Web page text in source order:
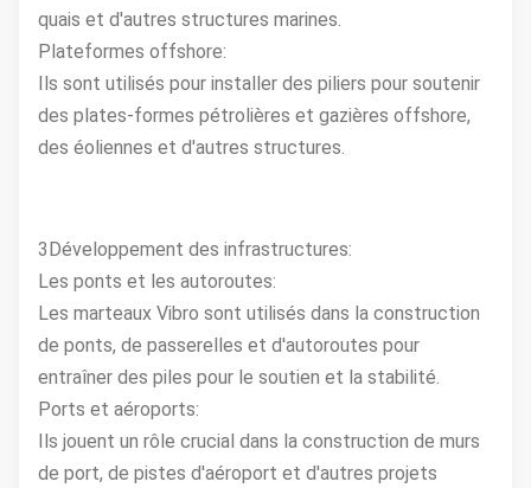
quais et d'autres structures marines.
Plateformes offshore:
Ils sont utilisés pour installer des piliers pour soutenir
des plates-formes pétrolières et gazières offshore,
des éoliennes et d'autres structures.
3Développement des infrastructures:
Les ponts et les autoroutes:
Les marteaux Vibro sont utilisés dans la construction
de ponts, de passerelles et d'autoroutes pour
entraîner des piles pour le soutien et la stabilité.
Ports et aéroports:
Ils jouent un rôle crucial dans la construction de murs
de port, de pistes d'aéroport et d'autres projets